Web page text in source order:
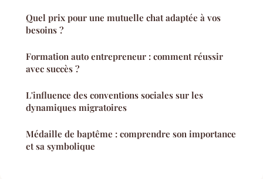
Quel prix pour une mutuelle chat adaptée à vos
besoins ?
Formation auto entrepreneur : comment réussir
avec succès ?
L'influence des conventions sociales sur les
dynamiques migratoires
Médaille de baptême : comprendre son importance
et sa symbolique